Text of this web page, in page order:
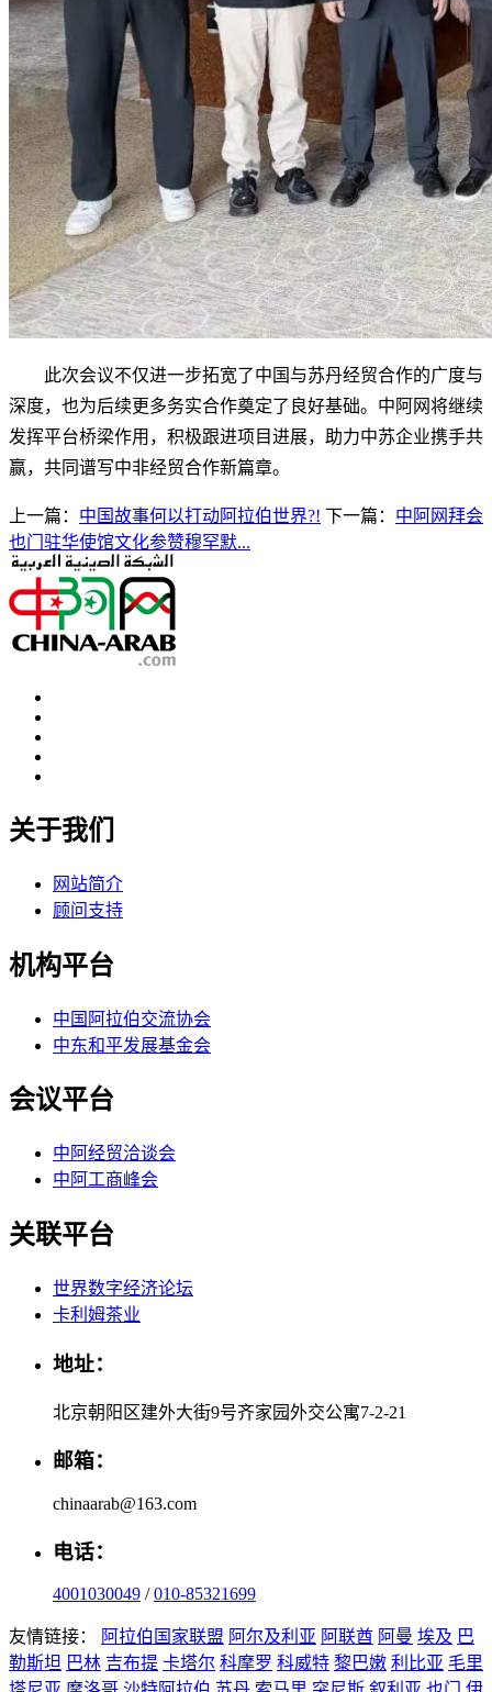
此次会议不仅进一步拓宽了中国与苏丹经贸合作的广度与
深度，也为后续更多务实合作奠定了良好基础。中阿网将继续
发挥平台桥梁作用，积极跟进项目进展，助力中苏企业携手共
赢，共同谱写中非经贸合作新篇章。
上一篇： 中国故事何以打动阿拉伯世界?! 下一篇： 中阿网拜会
也门驻华使馆文化参赞穆罕默...
关于我们
网站简介
顾问支持
机构平台
中国阿拉伯交流协会
中东和平发展基金会
会议平台
中阿经贸洽谈会
中阿工商峰会
关联平台
世界数字经济论坛
卡利姆茶业
地址：
北京朝阳区建外大街9号齐家园外交公寓7-2-21
邮箱：
chinaarab@163.com
电话：
4001030049 /010-85321699
友情链接： 阿拉伯国家联盟 阿尔及利亚 阿联酋 阿曼 埃及 巴
勒斯坦 巴林 吉布提 卡塔尔 科摩罗 科威特 黎巴嫩 利比亚 毛里